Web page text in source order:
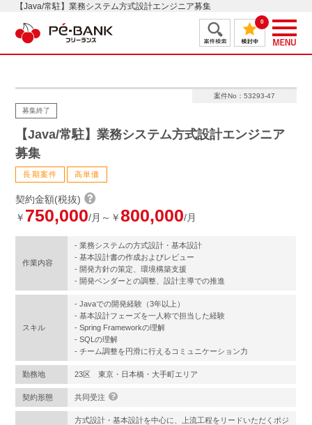
【Java/常駐】業務システム方式設計エンジニア募集
0
案件No：53293-47
募集終了
【Java/常駐】業務システム方式設計エンジニア
募集
長期案件 高単価
契約金額(税抜)
￥ 750,000/月～￥800,000/月
作業内容
- 業務システムの方式設計・基本設計
- 基本設計書の作成およびレビュー
- 開発方針の策定、環境構築支援
- 開発ベンダーとの調整、設計主導での推進
スキル
- Javaでの開発経験（3年以上）
- 基本設計フェーズを一人称で担当した経験
- Spring Frameworkの理解
- SQLの理解
- チーム調整を円滑に行えるコミュニケーション力
勤務地 23区 東京・日本橋・大手町エリア
契約形態 共同受注
方式設計・基本設計を中心に、上流工程をリードいただくポジ